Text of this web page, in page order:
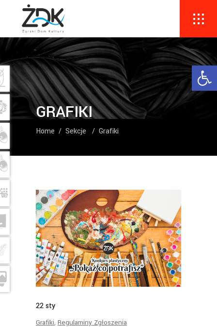
GRAFIKI
Home / Sekcje / Grafiki
22sty
Grafiki, Regulaminy Zgłoszenia